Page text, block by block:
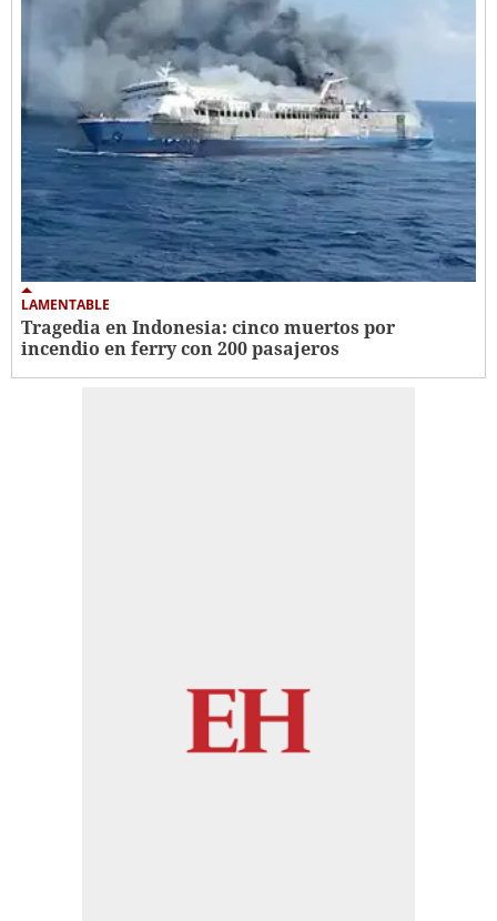
LAMENTABLE
Tragedia en Indonesia: cinco muertos por
incendio en ferry con 200 pasajeros